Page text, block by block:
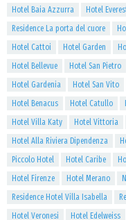
Hotel Baia Azzurra Hotel
Residence La porta del cuore
Hotel Cattoi
Hotel Garden
Hotel Bellevue
Hotel San Pietro
Hotel Gardenia
Hotel San Vito
Hotel Benacus
Hotel Catullo
Hotel Villa Katy
Hotel Vittoria
Hotel Alla Riviera Dipendenza
Piccolo Hotel
Hotel Caribe
Hotel Firenze
Hotel Merano
Residence Hotel Villa Isabella
Hotel Veronesi
Hotel Edelweiss